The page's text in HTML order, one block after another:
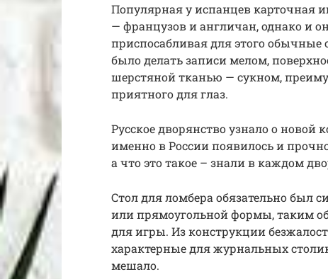
Популярная у испанцев карточная
— французов и англичан, однако и
приспосабливая для этого
было делать записи мелом,
шерстяной тканью — сукном,
приятного для глаз.
Русское дворянство узнало о новой
именно в России появилось и
а что это такое – знали в каждом
Стол для ломбера обязательно был
или прямоугольной формы, таким
для игры. Из конструкции
характерные для журнальных
мешало.